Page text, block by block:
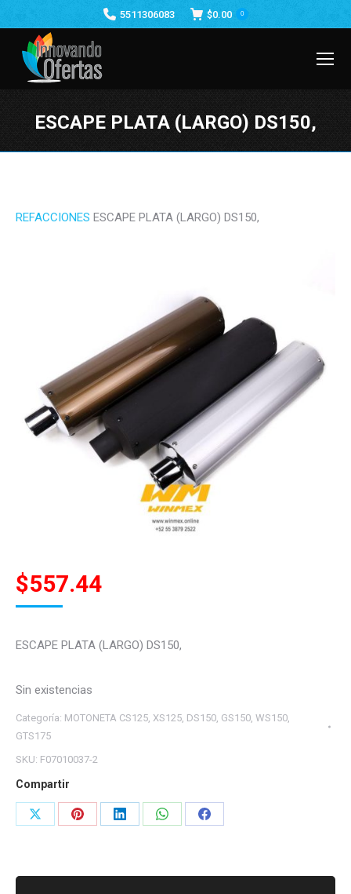
5511306083 $0.00 0
ESCAPE PLATA (LARGO) DS150,
REFACCIONES ESCAPE PLATA (LARGO) DS150,
$557.44
ESCAPE PLATA (LARGO) DS150,
Sin existencias
Categoría: MOTONETA CS125, XS125, DS150, GS150, WS150,
GTS175
SKU: F07010037-2
Compartir
Share
Share
Share
Share
Share